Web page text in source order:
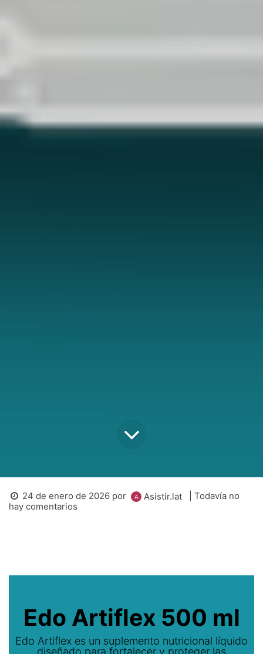
24 de enero de 2026 por Asistir.lat
| Todavía no
hay comentarios
Edo Artiflex 500 ml
Edo Artiflex es un suplemento nutricional líquido
diseñado para fortalecer y proteger las